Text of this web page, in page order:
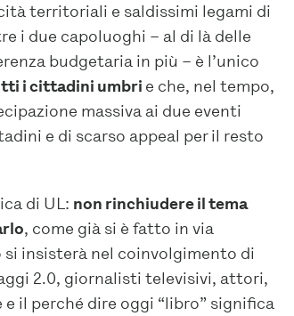
territoriali e saldissimi legami di
i due capoluoghi – al di là delle
budgetaria in più – è l’unico
i cittadini umbri e che, nel tempo,
massiva ai due eventi
e di scarso appeal per il resto
di UL: non rinchiudere il tema
, come già si è fatto in via
si insisterà nel coinvolgimento di
2.0, giornalisti televisivi, attori,
il perché dire oggi “libro” significa